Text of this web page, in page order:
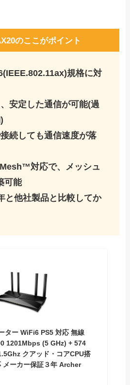
のここがポイント
規格に対
安定した通信が可能(過
続しても通信速度が落
対応で、メッシュ
可能
と他社製品と比較してか
ター WiFi6 PS5 対応 無線
1201Mbps (5 GHz) + 574
クアッド・コアCPU搭
ーカー保証３年 Archer